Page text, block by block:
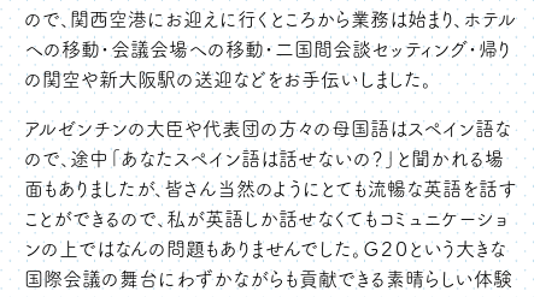
ので、関西空港にお迎えに行くところから業務は始まり、ホテル
への移動・会議会場への移動・二国間会談セッティング・帰り
の関空や新大阪駅の送迎などをお手伝いしました。
アルゼンチンの大臣や代表団の方々の母国語はスペイン語な
ので、途中「あなたスペイン語は話せないの？」と聞かれる場
面もありましたが、皆さん当然のようにとても流暢な英語を話す
ことができるので、私が英語しか話せなくてもコミュニケーショ
ンの上ではなんの問題もありませんでした。Ｇ２０という大きな
国際会議の舞台にわずかながらも貢献できる素晴らしい体験